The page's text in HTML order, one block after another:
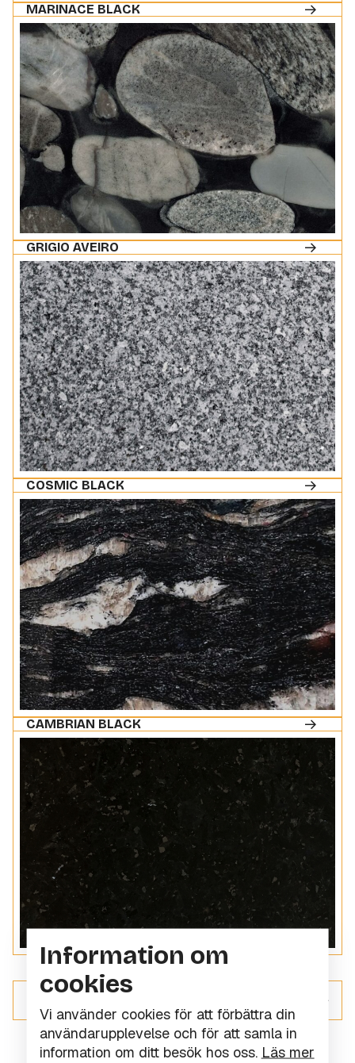
MARINACE BLACK
GRIGIO AVEIRO
COSMIC BLACK
CAMBRIAN BLACK
Information om
cookies
Vi använder cookies för att förbättra din
användarupplevelse och för att samla in
information om ditt besök hos oss. Läs mer